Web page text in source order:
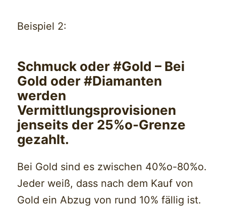
Beispiel 2:
Schmuck oder #Gold – Bei
Gold oder #Diamanten
werden
Vermittlungsprovisionen
jenseits der 25%o-Grenze
gezahlt.
Bei Gold sind es zwischen 40%o-80%o.
Jeder weiß, dass nach dem Kauf von
Gold ein Abzug von rund 10% fällig ist.